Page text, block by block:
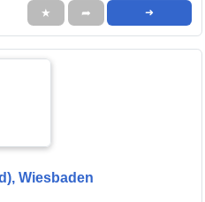
★ ➦ ➜
Wiesbaden